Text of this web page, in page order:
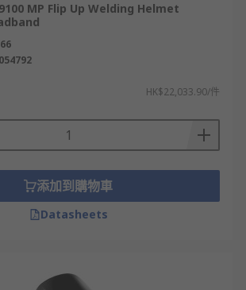
remaining relatively
of auto-
masks compared with
masks?
darkness viewing portal, and
an auto-darkening viewing
usually has a flip-up face
are ready to weld.
MP Flip Up Welding Helmet
HK$22,033.90/件
添加到購物車
Datasheets